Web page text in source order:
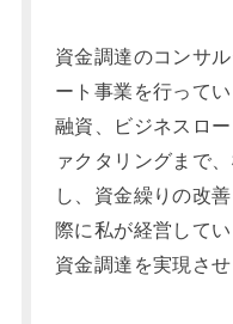
資金調達のコンサ
ート事業を行って
融資、ビジネスロ
ァクタリングまで
し、資金繰りの改
際に私が経営して
資金調達を実現させ